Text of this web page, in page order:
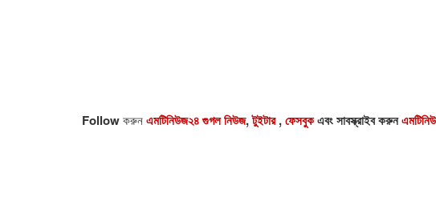
Followকরুনএমটিনিউজ২৪ গুগল নিউজ,টুইটার,ফেসবুকএবং সাবস্ক্রাইব করুন